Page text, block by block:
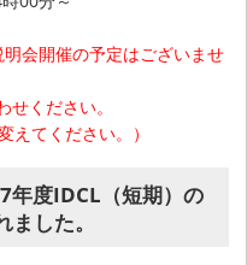
会開催の予定はございませ
ください。
てください。）
年度IDCL（短期）の
した。